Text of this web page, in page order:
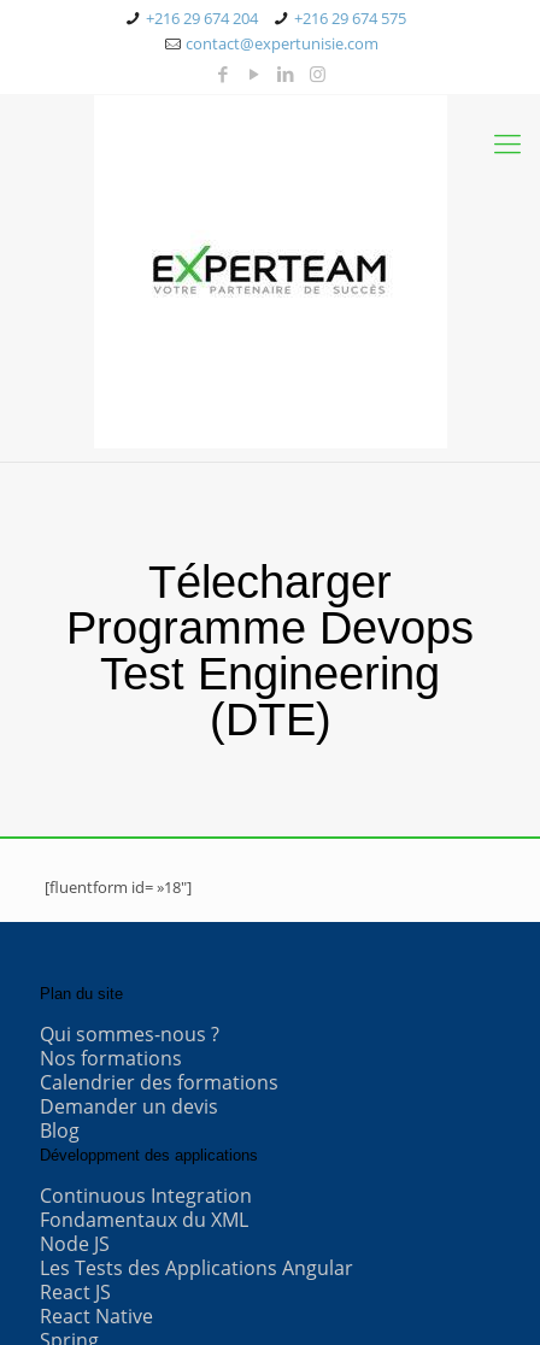
+216 29 674 204
+216 29 674 575
contact@expertunisie.com
Télecharger
Programme Devops
Test Engineering
(DTE)
[fluentform id= »18″]
Plan du site
Qui sommes-nous ?
Nos formations
Calendrier des formations
Demander un devis
Blog
Développment des applications
Continuous Integration
Fondamentaux du XML
Node JS
Les Tests des Applications Angular
React JS
React Native